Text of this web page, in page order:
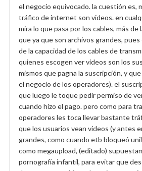
el negocio equivocado. la cuestión es,
tráfico de internet son videos. en
mira lo que pasa por los cables, más de
que ya que son archivos grandes,
de la capacidad de los cables de
quienes escogen ver videos son los
mismos que pagna la suscripción, y
el negocio de los operadores). el
que luego le toque pedir permiso de
cuando hizo el pago. pero como para
operadores les toca llevar bastante
que los usuarios vean videos (y antes
grandes, como cuando etb bloqueó
como megaupload, (editado)
pornografía infantil, para evitar que